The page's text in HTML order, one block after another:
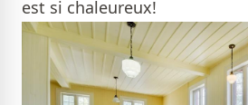
est si chaleureux!